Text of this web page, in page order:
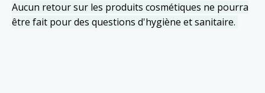
Aucun retour sur les produits cosmétiques ne pourra
être fait pour des questions d'hygiène et sanitaire.